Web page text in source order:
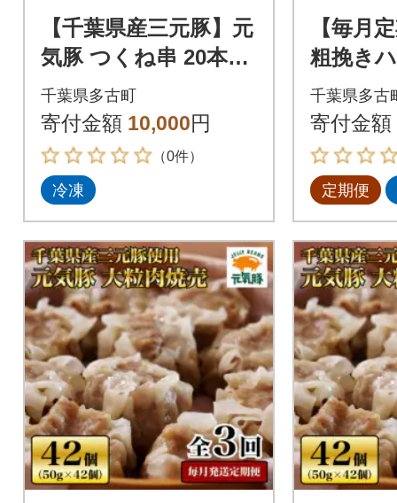
【千葉県産三元豚】元
気豚 つくね串 20本セ
ット 合計1.6kg(80g
×20本)
千葉県多古町
寄付金額 10,000円
（0件）
冷凍
【毎月
粗挽き
クフル
千葉県多古
寄付金額
定期便